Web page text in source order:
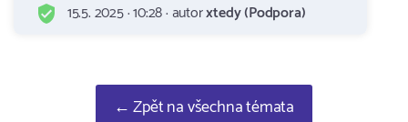
15.5. 2025 · 10:28 · autorxtedy (Podpora)
← Zpět na všechna témata